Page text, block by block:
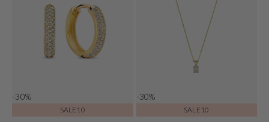
-30%
SALE10
-30%
SALE10